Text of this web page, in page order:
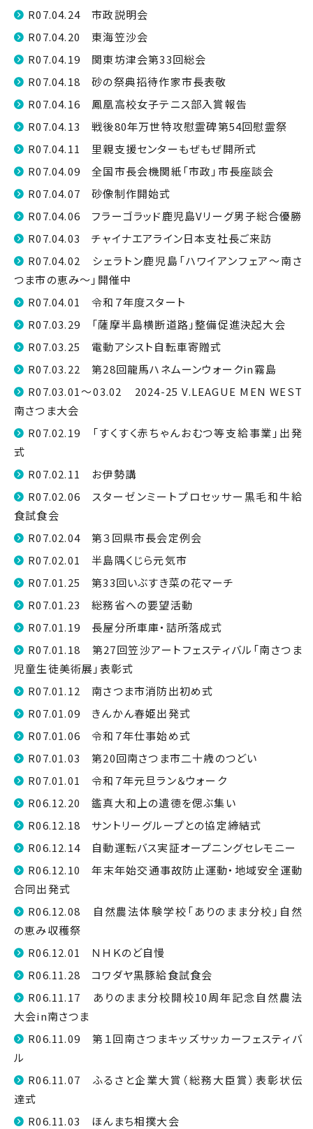
R07.04.24 市政説明会
R07.04.20 東海笠沙会
R07.04.19 関東坊津会第33回総会
R07.04.18 砂の祭典招待作家市長表敬
R07.04.16 鳳凰高校女子テニス部入賞報告
R07.04.13 戦後80年万世特攻慰霊碑第54回慰霊祭
R07.04.11 里親支援センターもぜもぜ開所式
R07.04.09 全国市長会機関紙「市政」市長座談会
R07.04.07 砂像制作開始式
R07.04.06 フラーゴラッド鹿児島Vリーグ男子総合優勝
R07.04.03 チャイナエアライン日本支社長ご来訪
R07.04.02 シェラトン鹿児島「ハワイアンフェア〜南さ
つま市の恵み〜」開催中
R07.04.01 令和７年度スタート
R07.03.29 「薩摩半島横断道路」整備促進決起大会
R07.03.25 電動アシスト自転車寄贈式
R07.03.22 第28回龍馬ハネムーンウォークin霧島
R07.03.01～03.02 2024-25 V.LEAGUE MEN WEST
南さつま大会
R07.02.19 「すくすく赤ちゃんおむつ等支給事業」出発
式
R07.02.11 お伊勢講
R07.02.06 スターゼンミートプロセッサー黒毛和牛給
食試食会
R07.02.04 第３回県市長会定例会
R07.02.01 半島隅くじら元気市
R07.01.25 第33回いぶすき菜の花マーチ
R07.01.23 総務省への要望活動
R07.01.19 長屋分所車庫・詰所落成式
R07.01.18 第27回笠沙アートフェスティバル「南さつま
児童生徒美術展」表彰式
R07.01.12 南さつま市消防出初め式
R07.01.09 きんかん春姫出発式
R07.01.06 令和７年仕事始め式
R07.01.03 第20回南さつま市二十歳のつどい
R07.01.01 令和７年元旦ラン＆ウォーク
R06.12.20 鑑真大和上の遺徳を偲ぶ集い
R06.12.18 サントリーグループとの協定締結式
R06.12.14 自動運転バス実証オープニングセレモニー
R06.12.10 年末年始交通事故防止運動・地域安全運動
合同出発式
R06.12.08 自然農法体験学校「ありのまま分校」自然
の恵み収穫祭
R06.12.01 ＮＨＫのど自慢
R06.11.28 コワダヤ黒豚給食試食会
R06.11.17 ありのまま分校開校10周年記念自然農法
大会in南さつま
R06.11.09 第１回南さつまキッズサッカーフェスティバ
ル
R06.11.07 ふるさと企業大賞（総務大臣賞）表彰状伝
達式
R06.11.03 ほんまち相撲大会